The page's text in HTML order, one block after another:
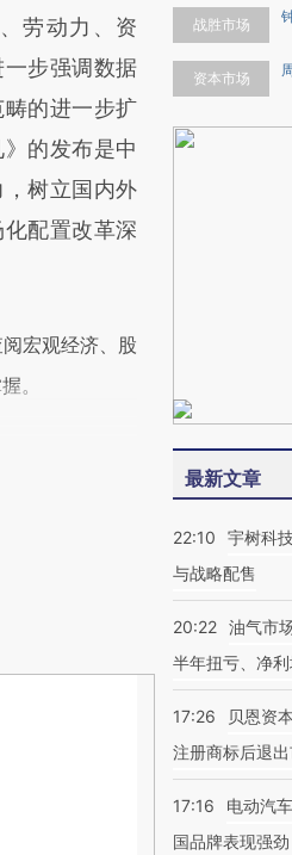
劳动力、资
步强调数据
的进一步扩
的发布是中
树立国内外
配置改革深
阅宏观经济、股
。
战胜市场
资本市场
最新文章
22:10
宇树科
与战略配售
20:22 油气市
半年扭亏、净
17:26
贝恩资
注册商标后退
17:16
电动汽
国品牌表现强